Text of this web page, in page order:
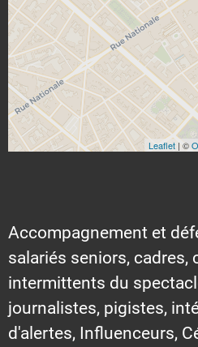
Leaflet | ©
Accompagnement et
salariés seniors, cadres,
intermittents du
journalistes, pigistes,
d'alertes, Influenceurs,